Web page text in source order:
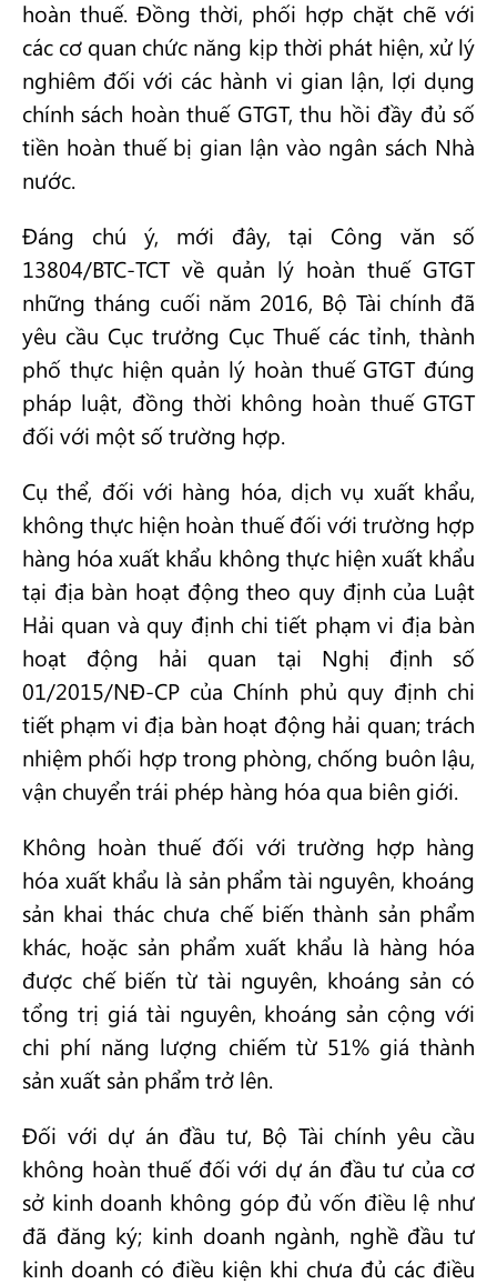
hoàn thuế. Đồng thời, phối hợp chặt chẽ với
các cơ quan chức năng kịp thời phát hiện, xử lý
nghiêm đối với các hành vi gian lận, lợi dụng
chính sách hoàn thuế GTGT, thu hồi đầy đủ số
tiền hoàn thuế bị gian lận vào ngân sách Nhà
nước.
Đáng chú ý, mới đây, tại Công văn số
13804/BTC-TCT về quản lý hoàn thuế GTGT
những tháng cuối năm 2016, Bộ Tài chính đã
yêu cầu Cục trưởng Cục Thuế các tỉnh, thành
phố thực hiện quản lý hoàn thuế GTGT đúng
pháp luật, đồng thời không hoàn thuế GTGT
đối với một số trường hợp.
Cụ thể, đối với hàng hóa, dịch vụ xuất khẩu,
không thực hiện hoàn thuế đối với trường hợp
hàng hóa xuất khẩu không thực hiện xuất khẩu
tại địa bàn hoạt động theo quy định của Luật
Hải quan và quy định chi tiết phạm vi địa bàn
hoạt động hải quan tại Nghị định số
01/2015/NĐ-CP của Chính phủ quy định chi
tiết phạm vi địa bàn hoạt động hải quan; trách
nhiệm phối hợp trong phòng, chống buôn lậu,
vận chuyển trái phép hàng hóa qua biên giới.
Không hoàn thuế đối với trường hợp hàng
hóa xuất khẩu là sản phẩm tài nguyên, khoáng
sản khai thác chưa chế biến thành sản phẩm
khác, hoặc sản phẩm xuất khẩu là hàng hóa
được chế biến từ tài nguyên, khoáng sản có
tổng trị giá tài nguyên, khoáng sản cộng với
chi phí năng lượng chiếm từ 51% giá thành
sản xuất sản phẩm trở lên.
Đối với dự án đầu tư, Bộ Tài chính yêu cầu
không hoàn thuế đối với dự án đầu tư của cơ
sở kinh doanh không góp đủ vốn điều lệ như
đã đăng ký; kinh doanh ngành, nghề đầu tư
kinh doanh có điều kiện khi chưa đủ các điều